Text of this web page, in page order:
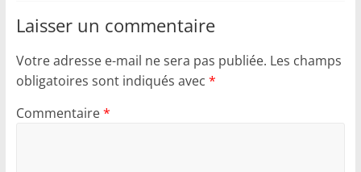
Laisser un commentaire
Votre adresse e-mail ne sera pas publiée. Les champs
obligatoires sont indiqués avec *
Commentaire*